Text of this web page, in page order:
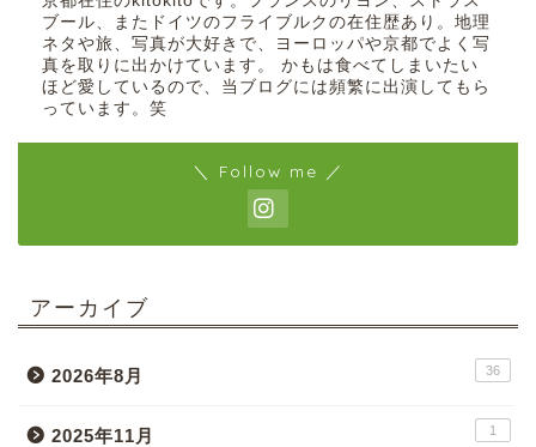
ブール、またドイツのフライブルクの在住歴あり。地理
ネタや旅、写真が大好きで、ヨーロッパや京都でよく写
真を取りに出かけています。 かもは食べてしまいたい
ほど愛しているので、当ブログには頻繁に出演してもら
っています。笑
＼ Follow me ／
アーカイブ
2026年8月 36
2025年11月 1